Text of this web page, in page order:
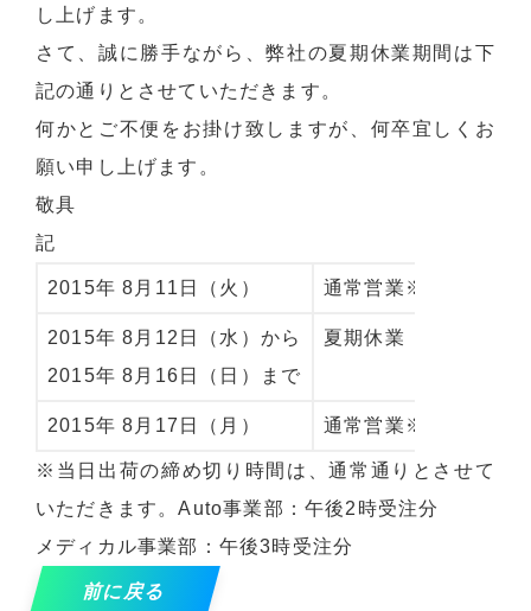
し上げます。
さて、誠に勝手ながら、弊社の夏期休業期間は下
記の通りとさせていただきます。
何かとご不便をお掛け致しますが、何卒宜しくお
願い申し上げます。
敬具
記
2015年 8月11日（火） 通常営業※
2015年 8月12日（水）から
2015年 8月16日（日）まで
夏期休業
2015年 8月17日（月） 通常営業※
※当日出荷の締め切り時間は、通常通りとさせて
いただきます。Auto事業部：午後2時受注分
メディカル事業部：午後3時受注分
前に戻る